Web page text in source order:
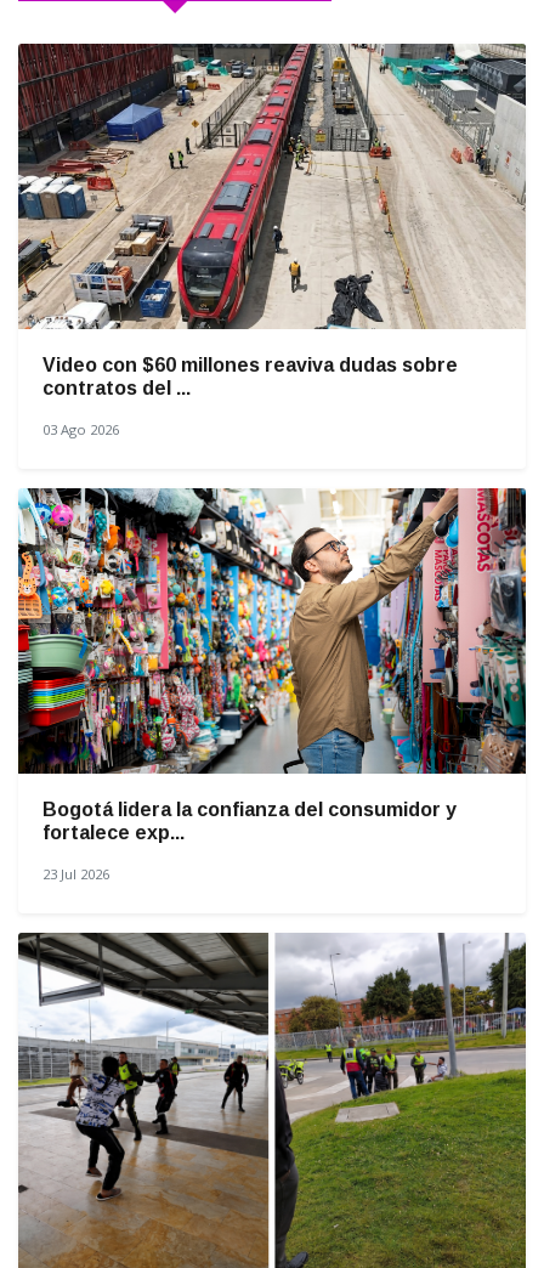
Video con $60 millones reaviva dudas sobre
contratos del ...
03 Ago 2026
Bogotá lidera la confianza del consumidor y
fortalece exp...
23 Jul 2026